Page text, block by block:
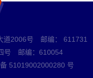
道2006号 邮编： 611731
号 邮编：610054
51019002000280 号